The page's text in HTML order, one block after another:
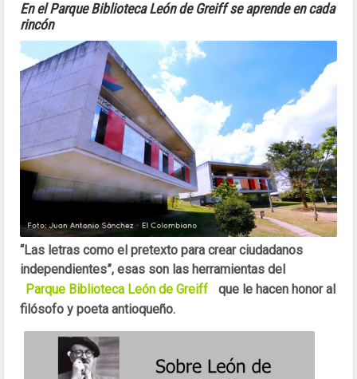
En el Parque Biblioteca León de Greiff se aprende en cada
rincón
“Las letras como el pretexto para crear ciudadanos
independientes”, esas son las herramientas del
Parque Biblioteca León de Greiff
que le hacen honor al
filósofo y poeta antioqueño.